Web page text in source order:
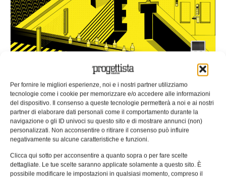
Per fornire le migliori esperienze, noi e i nostri partner utilizziamo
tecnologie come i cookie per memorizzare e/o accedere alle informazioni
del dispositivo. Il consenso a queste tecnologie permetterà a noi e ai nostri
partner di elaborare dati personali come il comportamento durante la
navigazione o gli ID univoci su questo sito e di mostrare annunci (non)
personalizzati. Non acconsentire o ritirare il consenso può influire
negativamente su alcune caratteristiche e funzioni.
Clicca qui sotto per acconsentire a quanto sopra o per fare scelte
dettagliate. Le tue scelte saranno applicate solamente a questo sito. È
possibile modificare le impostazioni in qualsiasi momento, compreso il
Control Techniques, missione
sicurezza integrata
Le soluzioni di sicurezza integrata di Control Techniques
garantiscono flessibilità nella progettazione funzionale e
nei protocolli da integrare.
Giorgio Moradei 11/01/2022
EDICOLA WEB